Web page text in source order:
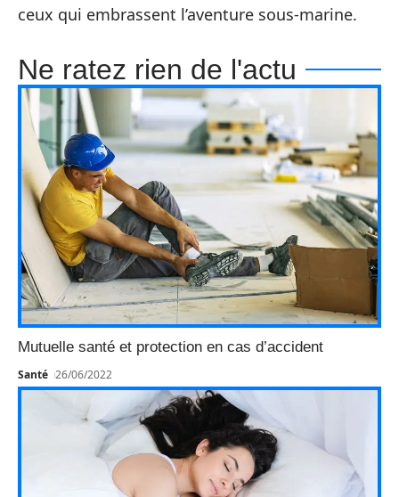
ceux qui embrassent l’aventure sous-marine.
Ne ratez rien de l'actu
Mutuelle santé et protection en cas d’accident
Santé 26/06/2022